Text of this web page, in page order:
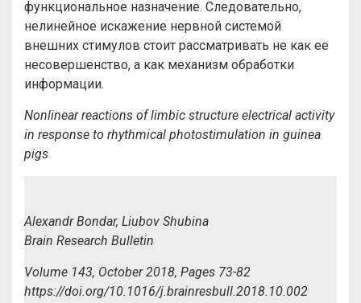
функциональное назначение. Следовательно,
нелинейное искажение нервной системой
внешних стимулов стоит рассматривать не как ее
несовершенство, а как механизм обработки
информации.
Nonlinear reactions of limbic structure electrical activity
in response to rhythmical photostimulation in guinea
pigs
AlexandrBondar, Liubov Shubina
Brain Research Bulletin
Volume 143, October 2018, Pages 73-82
https://doi.org/10.1016/j.brainresbull.2018.10.002